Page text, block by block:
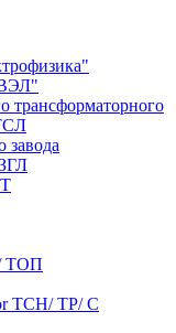
трансформаторного
завода
ТОП
TCH/ TP/ С